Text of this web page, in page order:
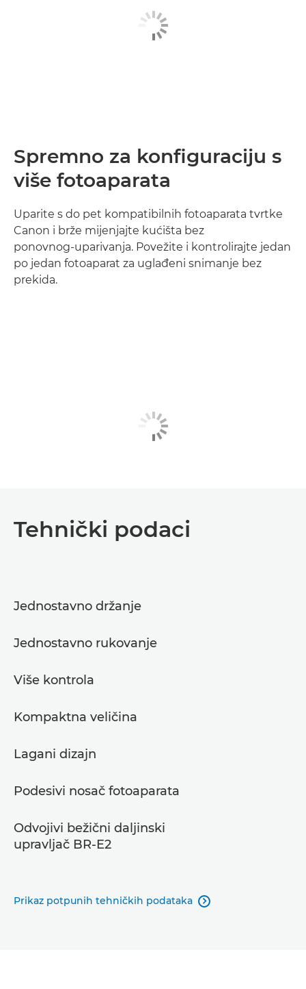
Spremno za konfiguraciju s
više fotoaparata
Uparite s do pet kompatibilnih fotoaparata tvrtke
Canon i brže mijenjajte kućišta bez
ponovnog‑uparivanja. Povežite i kontrolirajte jedan
po jedan fotoaparat za uglađeni snimanje bez
prekida.
Tehnički podaci
Jednostavno držanje
Jednostavno rukovanje
Više kontrola
Kompaktna veličina
Lagani dizajn
Podesivi nosač fotoaparata
Odvojivi bežični daljinski
upravljač BR-E2
Prikaz potpunih tehničkih podataka 